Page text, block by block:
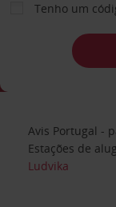
Tenho um
Avis Portugal -
Estações de
Ludvika